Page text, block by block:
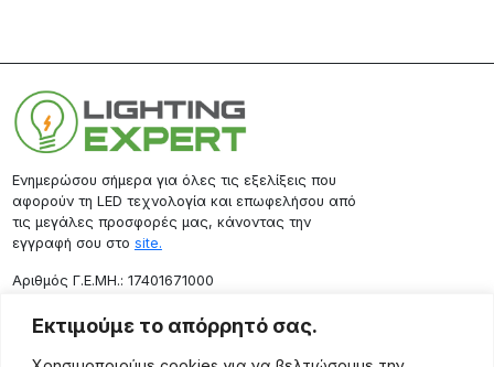
Εκτιμούμε το απόρρητό σας.
Ενημερώσου σήμερα για όλες τις εξελίξεις που
αφορούν τη LED τεχνολογία και επωφελήσου από
τις μεγάλες προσφορές μας, κάνοντας την
εγγραφή σου στο site.
Aριθμός Γ.Ε.ΜΗ.: 17401671000
Επικοινωνία